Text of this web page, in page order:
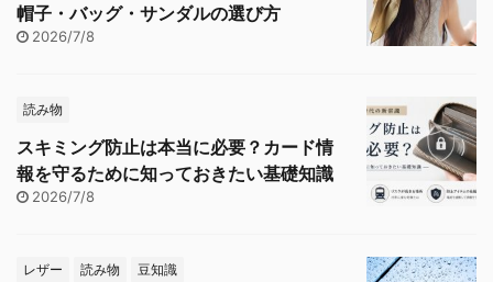
帽子・バッグ・サンダルの選び方
2026/7/8
読み物
スキミング防止は本当に必要？カード情
報を守るために知っておきたい基礎知識
2026/7/8
レザー 読み物 豆知識